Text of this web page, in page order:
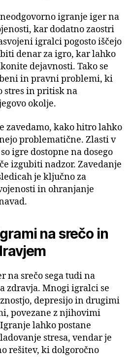
igranje iger na
kar dodatno zaostri
igralci pogosto iščejo
denar za igro, kar lahko
dejavnosti. Tako se
in pravni problemi, ki
stres in pritisk na
okolje.
zavedamo, kako hitro lahko
problematične. Zlasti v
igre dostopne na dosego
izgubiti nadzor. Zavedanje
je ključno za
in ohranjanje
na srečo in
na srečo sega tudi na
zdravja. Mnogi igralci se
depresijo in drugimi
povezane z njihovimi
lahko postane
stresa, vendar je
rešitev, ki dolgoročno